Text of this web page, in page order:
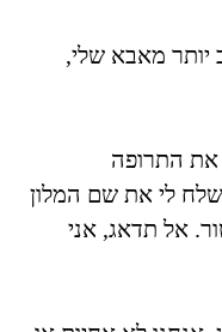
יותר מאבא שלי,
את התרופה
לי את שם המלון
אל תדאג, אני